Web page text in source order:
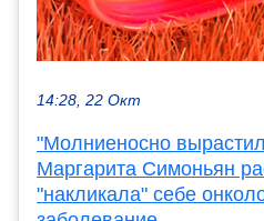
14:28, 22 Окт
"Молниеносно
Маргарита Симоньян
"накликала" себе